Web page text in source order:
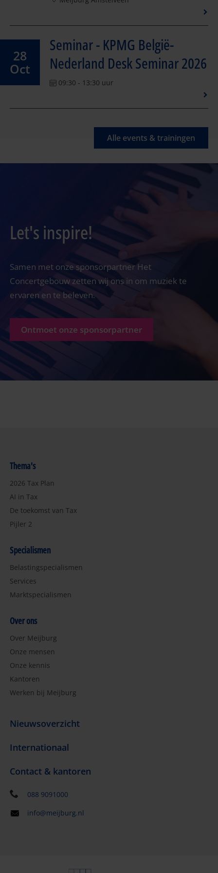
28
Oct
Seminar - KPMG België-
Nederland Desk Seminar 2026
09:30 - 13:30 uur
Alle events & trainingen
Let's inspire!
Samen met onze sponsorpartner Het
Concertgebouw zetten wij ons in om muziek te
ervaren en te beleven.
Ontmoet onze sponsorpartner
Thema's
2026 Tax Plan
AI in Tax
De toekomst van Tax
Pijler 2
Specialismen
Belastingspecialismen
Services
Marktspecialismen
Over ons
Over Meijburg
Onze mensen
Onze kennis
Kantoren
Werken bij Meijburg
Nieuwsoverzicht
Internationaal
Contact & kantoren
088 9091000
info@meijburg.nl